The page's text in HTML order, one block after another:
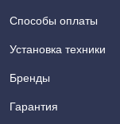
Способы оплаты
Установка техники
Бренды
Гарантия